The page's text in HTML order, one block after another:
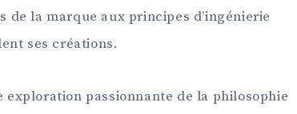
de la marque aux principes d’ingénierie
ses créations.
exploration passionnante de la philosophie